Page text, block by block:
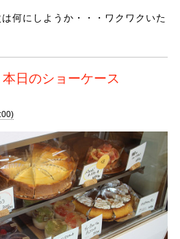
何にしようか・・・ワクワクいた
日のショーケース